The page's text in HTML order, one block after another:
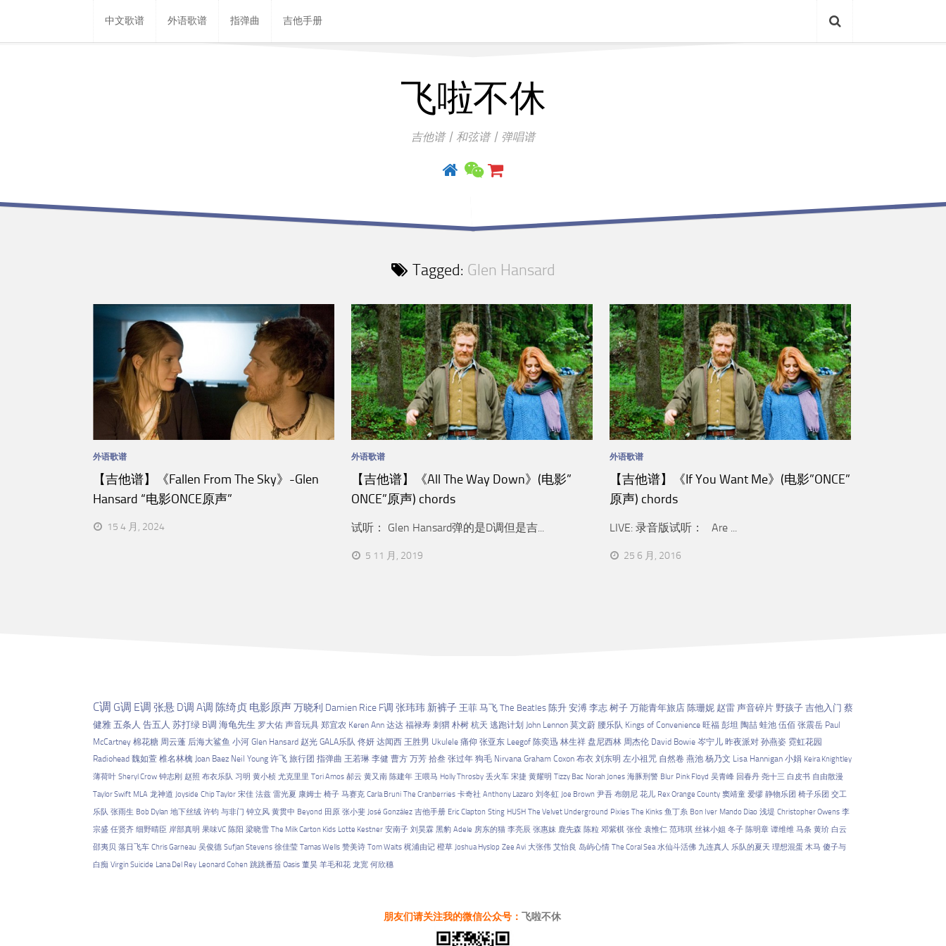
中文歌谱 外语歌谱 指弹曲 吉他手册
飞啦不休
吉他谱丨和弦谱丨弹唱谱
Tagged: Glen Hansard
外语歌谱
【吉他谱】《Fallen From The Sky》-Glen
Hansard “电影ONCE原声”
15 4 月, 2024
外语歌谱
【吉他谱】《All The Way Down》(电影”
ONCE”原声) chords
试听： Glen Hansard弹的是D调但是吉...
5 11 月, 2019
外语歌谱
【吉他谱】《If You Want Me》(电影”ONCE”
原声) chords
LIVE: 录音版试听： Are ...
25 6 月, 2016
C调 G调 E调 张悬 D调 A调 陈绮贞 电影原声万晓利 Damien Rice F调 张玮玮 新裤子 王菲马飞 The Beatles 陈升 安溥 李志 树子 万能青年旅店 陈珊妮 赵雷 声音碎片 野孩子 吉他入门 蔡
健雅 五条人 告五人 苏打绿 B调 海龟先生 罗大佑 声音玩具 郑宜农 Keren Ann 达达 福禄寿 刺猬 朴树 杭天 逃跑计划 John Lennon 莫文蔚 腰乐队 Kings of Convenience 旺福 彭坦 陶喆 蛙池 伍佰 张震岳 Paul
McCartney 棉花糖 周云蓬 后海大鲨鱼 小河 Glen Hansard 赵光 GALA乐队 佟妍 达闻西 王胜男 Ukulele 痛仰 张亚东 Leegof 陈奕迅 林生祥 盘尼西林 周杰伦 David Bowie 岑宁儿 昨夜派对 孙燕姿 霓虹花园
Radiohead 魏如萱 椎名林檎 Joan Baez Neil Young 许飞 旅行团 指弹曲 王若琳 李健 曹方 万芳 拾叁 张过年 狗毛 Nirvana Graham Coxon 布衣 刘东明 左小祖咒 自然卷 燕池 杨乃文 Lisa Hannigan 小娟 Keira Knightley
薄荷叶 Sheryl Crow 钟志刚 赵照 布衣乐队 习明 黄小桢 尤克里里 Tori Amos 郝云 黄又南 陈建年 王喂马 Holly Throsby 丢火车 宋捷 黄耀明 Tizzy Bac Norah Jones 海豚刑警 Blur Pink Floyd 吴青峰 回春丹 尧十三 白皮书 自由散漫
Taylor Swift MLA 龙神道 Joyside Chip Taylor 宋佳 法兹 雷光夏 康姆士 椅子 马赛克 Carla Bruni The Cranberries 卡奇社 Anthony Lazaro 刘冬虹 Joe Brown 尹吾 布朗尼 花儿 Rex Orange County 窦靖童 爱缪 静物乐团 椅子乐团 交工
乐队 张雨生 Bob Dylan 地下丝绒 许钧 与非门 钟立风 黄贯中 Beyond 田原 张小斐 José González 吉他手册 Eric Clapton Sting HUSH The Velvet Underground Pixies The Kinks 鱼丁糸 Bon Iver Mando Diao 浅堤 Christopher Owens 李
宗盛 任贤齐 细野晴臣 岸部真明 果味VC 陈阳 梁晓雪 The Milk Carton Kids Lotte Kestner 安南子 刘昊霖 黑豹 Adele 房东的猫 李亮辰 张惠妹 鹿先森 陈粒 邓紫棋 张佺 袁惟仁 范玮琪 丝袜小姐 冬子 陈明章 谭维维 马条 黄玠 白云
邵夷贝 落日飞车 Chris Garneau 吴俊德 Sufjan Stevens 徐佳莹 Tamas Wells 赞美诗 Tom Waits 梶浦由记 橙草 Joshua Hyslop Zee Avi 大张伟 艾怡良 岛屿心情 The Coral Sea 水仙斗活佛 九连真人 乐队的夏天 理想混蛋 木马 傻子与
白痴 Virgin Suicide Lana Del Rey Leonard Cohen 跳跳番茄 Oasis 董昊 羊毛和花 龙宽 何欣穗
朋友们请关注我的微信公众号： 飞啦不休